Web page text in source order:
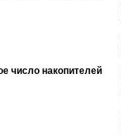
число накопителей